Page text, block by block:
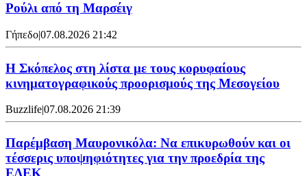
Ρούλι από τη Μαρσέιγ
Γήπεδο|07.08.2026 21:42
Η Σκόπελος στη λίστα με τους κορυφαίους
κινηματογραφικούς προορισμούς της Μεσογείου
Buzzlife|07.08.2026 21:39
Παρέμβαση Μαυρονικόλα: Να επικυρωθούν και οι
τέσσερις υποψηφιότητες για την προεδρία της
ΕΔΕΚ